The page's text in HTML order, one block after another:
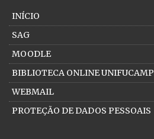
INÍCIO
SAG
MOODLE
BIBLIOTECA ONLINE UNIFUCAMP
WEBMAIL
PROTEÇÃO DE DADOS PESSOAIS